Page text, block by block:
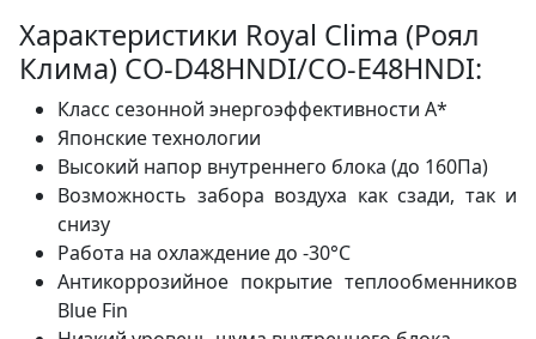
Характеристики Royal Clima (Роял
Клима) CO-D48HNDI/CO-E48HNDI:
Класс сезонной энергоэффективности А*
Японские технологии
Высокий напор внутреннего блока (до 160Па)
Возможность забора воздуха как сзади, так и
снизу
Работа на охлаждение до -30°С
Антикоррозийное покрытие теплообменников
Blue Fin